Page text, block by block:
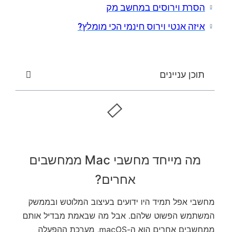
הסרת וירוסים במחשב מק
איזה אנטי וירוס חינמי הכי מומלץ?
תוכן עניינים
מה מייחד מחשבי Mac ממחשבים
אחרים?
מחשבי אפל תמיד היו ידועים בעיצוב המלוטש ובממשק
המשתמש הפשוט שלהם. אבל מה שבאמת מבדיל אותם
ממחשבים אחרים הוא ה-macOS,
מערכת ההפעלה